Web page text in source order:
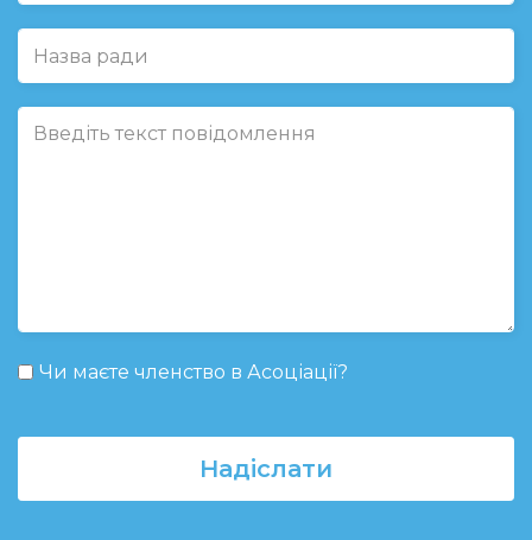
Чи маєте членство в Асоціації?
Надіслати